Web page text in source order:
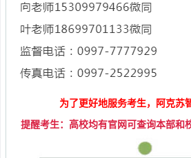
为了更好地服务考生，阿克苏
提醒考生：高校均有官网可查询本部和